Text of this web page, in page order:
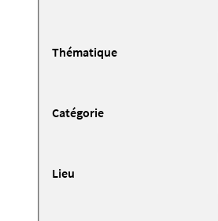
Thématique
Catégorie
Lieu